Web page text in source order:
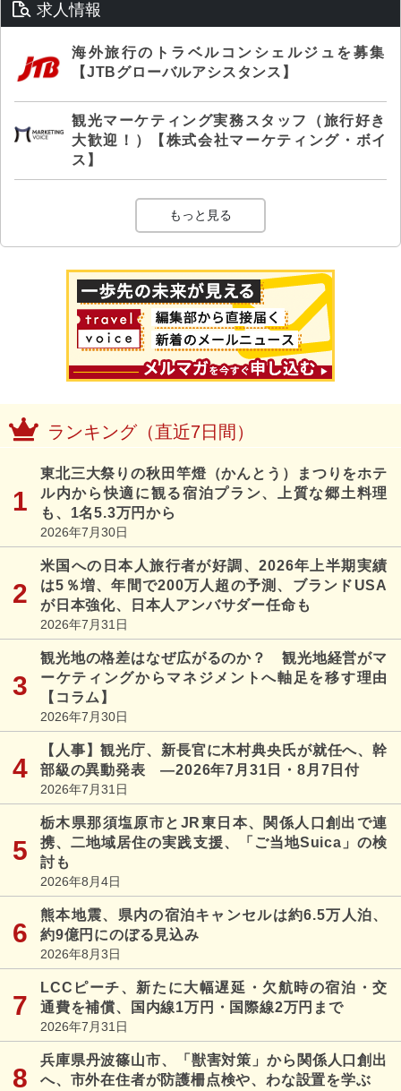
求人情報
海外旅行のトラベルコンシェルジュを募集
【JTBグローバルアシスタンス】
観光マーケティング実務スタッフ（旅行好き
大歓迎！）【株式会社マーケティング・ボイ
ス】
もっと見る
ランキング（直近7日間）
東北三大祭りの秋田竿燈（かんとう）まつりをホテ
ル内から快適に観る宿泊プラン、上質な郷土料理
も、1名5.3万円から
2026年7月30日
米国への日本人旅行者が好調、2026年上半期実績
は5％増、年間で200万人超の予測、ブランドUSA
が日本強化、日本人アンバサダー任命も
2026年7月31日
観光地の格差はなぜ広がるのか？ 観光地経営がマ
ーケティングからマネジメントへ軸足を移す理由
【コラム】
2026年7月30日
【人事】観光庁、新長官に木村典央氏が就任へ、幹
部級の異動発表 ―2026年7月31日・8月7日付
2026年7月31日
栃木県那須塩原市とJR東日本、関係人口創出で連
携、二地域居住の実践支援、「ご当地Suica」の検
討も
2026年8月4日
熊本地震、県内の宿泊キャンセルは約6.5万人泊、
約9億円にのぼる見込み
2026年8月3日
LCCピーチ、新たに大幅遅延・欠航時の宿泊・交
通費を補償、国内線1万円・国際線2万円まで
2026年7月31日
兵庫県丹波篠山市、「獣害対策」から関係人口創出
へ、市外在住者が防護柵点検や、わな設置を学ぶ